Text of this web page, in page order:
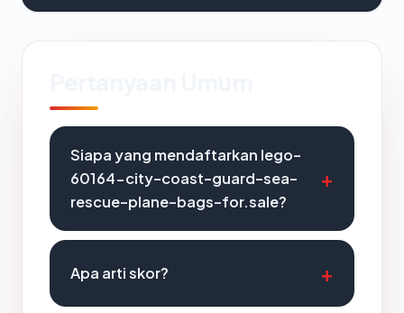
Siapa yang mendaftarkan lego-
60164-city-coast-guard-sea-
rescue-plane-bags-for.sale?
Apa arti skor?